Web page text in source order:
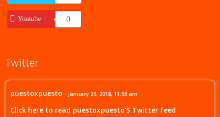
Youtube 0
Twitter
puestoxpuesto - January 23, 2018, 11:58 am
Click here to read puestoxpuesto'S Twitter feed